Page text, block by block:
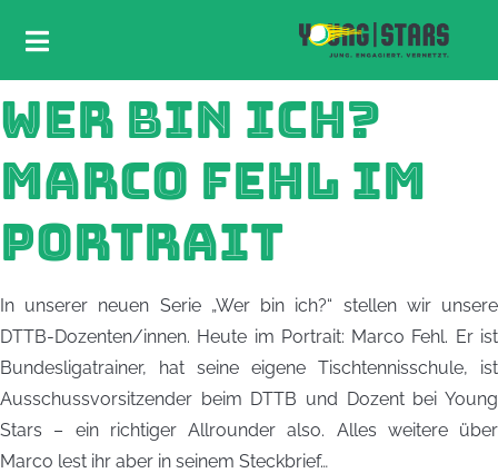
WER BIN ICH?
MARCO FEHL IM
PORTRAIT
In unserer neuen Serie „Wer bin ich?“ stellen wir unsere
DTTB-Dozenten/innen. Heute im Portrait: Marco Fehl. Er ist
Bundesligatrainer, hat seine eigene Tischtennisschule, ist
Ausschussvorsitzender beim DTTB und Dozent bei Young
Stars – ein richtiger Allrounder also. Alles weitere über
Marco lest ihr aber in seinem Steckbrief…